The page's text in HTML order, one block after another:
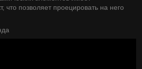
что позволяет проецировать на него